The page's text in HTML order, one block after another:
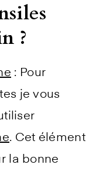
?
: Pour
je vous
. Cet élément
la bonne